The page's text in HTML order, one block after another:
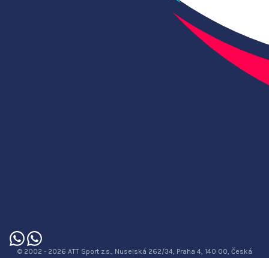
© 2002 - 2026 ATT Sport z.s., Nuselská 262/34, Praha 4, 140 00, Česká